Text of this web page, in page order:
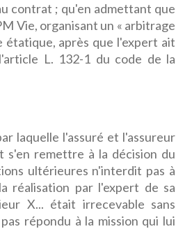
contrat ; qu'en admettant que
Vie, organisant un « arbitrage
étatique, après que l'expert ait
L. 132-1 du code de la
laquelle l'assuré et l'assureur
s'en remettre à la décision du
ultérieures n'interdit pas à
réalisation par l'expert de sa
X... était irrecevable sans
répondu à la mission qui lui